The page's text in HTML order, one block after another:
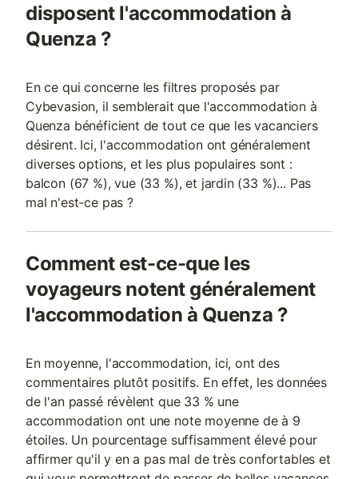
disposent l'accommodation à
Quenza ?
En ce qui concerne les filtres proposés par
Cybevasion, il semblerait que l'accommodation à
Quenza bénéficient de tout ce que les vacanciers
désirent. Ici, l'accommodation ont généralement
diverses options, et les plus populaires sont :
balcon (67 %), vue (33 %), et jardin (33 %)... Pas
mal n'est-ce pas ?
Comment est-ce-que les
voyageurs notent généralement
l'accommodation à Quenza ?
En moyenne, l'accommodation, ici, ont des
commentaires plutôt positifs. En effet, les données
de l'an passé révèlent que 33 % une
accommodation ont une note moyenne de à 9
étoiles. Un pourcentage suffisamment élevé pour
affirmer qu'il y en a pas mal de très confortables et